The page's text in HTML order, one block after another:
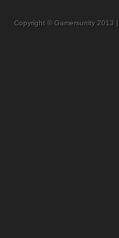
Copyright © Gamersunity 2013 |